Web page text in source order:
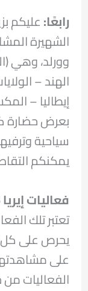
رابعًا:عليكم
الشهيرة
وورلد، وهي
الهند –
إيطاليا –
بعرض حضارة
سياحية
يمكنكم
فعاليات إيريا
تعتبر تلك
يحرص على كل
على
الفعاليات من